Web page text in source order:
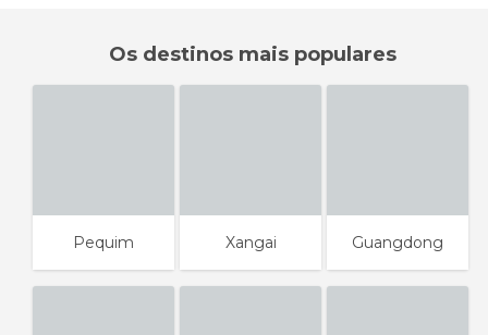
Os destinos mais populares
Pequim Xangai Guangdong